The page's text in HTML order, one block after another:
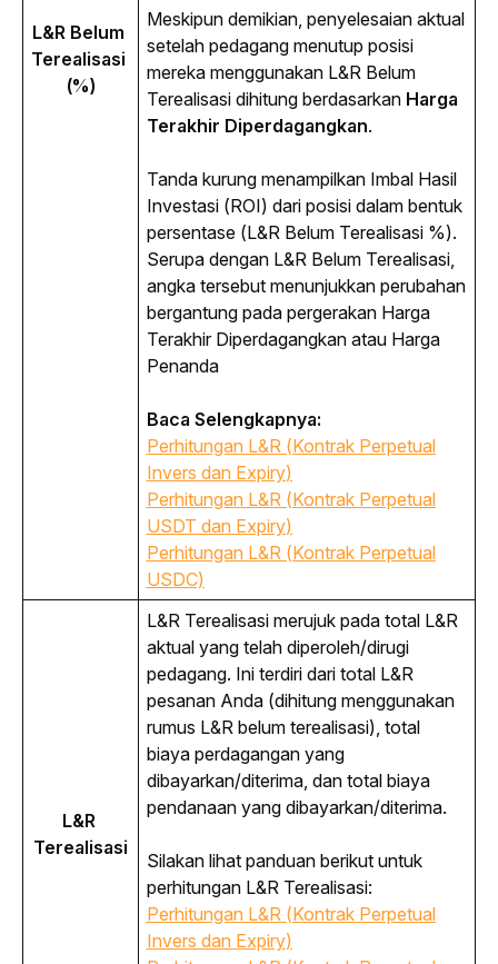
L&R Belum
Terealisasi
(%)
Meskipun demikian, penyelesaian aktual
setelah pedagang menutup posisi
mereka menggunakan L&R Belum
Terealisasi dihitung berdasarkan Harga
Terakhir Diperdagangkan.
Tanda kurung menampilkan Imbal Hasil
Investasi (ROI) dari posisi dalam bentuk
persentase (L&R Belum Terealisasi %).
Serupa dengan L&R Belum Terealisasi,
angka tersebut menunjukkan perubahan
bergantung pada pergerakan Harga
Terakhir Diperdagangkan atau Harga
Penanda
Baca Selengkapnya:
Perhitungan L&R (Kontrak Perpetual
Invers dan Expiry)
Perhitungan L&R (Kontrak Perpetual
USDT dan Expiry)
Perhitungan L&R (Kontrak Perpetual
USDC)
L&R
Terealisasi
L&R Terealisasi merujuk pada total L&R
aktual yang telah diperoleh/dirugi
pedagang. Ini terdiri dari total L&R
pesanan Anda (dihitung menggunakan
rumus L&R belum terealisasi), total
biaya perdagangan yang
dibayarkan/diterima, dan total biaya
pendanaan yang dibayarkan/diterima.
Silakan lihat panduan berikut untuk
perhitungan L&R Terealisasi:
Perhitungan L&R (Kontrak Perpetual
Invers dan Expiry)